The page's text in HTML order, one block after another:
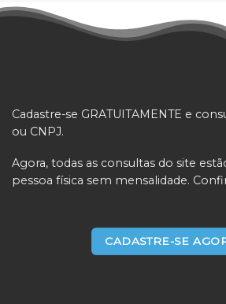
Cadastre-se GRATUITAMENTE e
ou CNPJ.
Agora, todas as consultas do site
pessoa física sem mensalidade.
CADASTRE-SE